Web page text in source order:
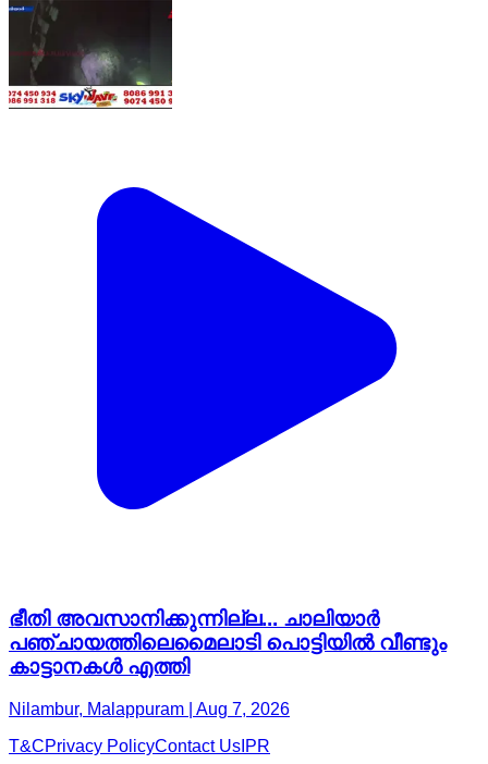
ഭീതി അവസാനിക്കുന്നില്ല... ചാലിയാർ
പഞ്ചായത്തിലെമൈലാടി പൊട്ടിയിൽ വീണ്ടും
കാട്ടാനകൾ എത്തി
Nilambur, Malappuram | Aug 7, 2026
T&CPrivacy PolicyContact Us IPR